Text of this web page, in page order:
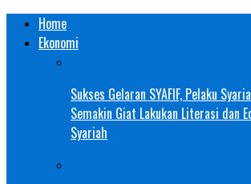
Home
Ekonomi
Sukses Gelaran SYAFIF, Pelaku
Semakin Giat Lakukan Literasi dan
Syariah